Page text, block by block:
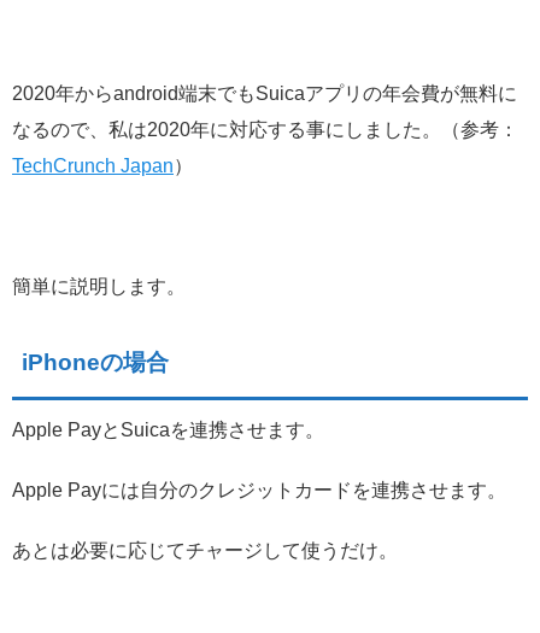
2020年からandroid端末でもSuicaアプリの年会費が無料に
なるので、私は2020年に対応する事にしました。（参考：
TechCrunch Japan）
簡単に説明します。
iPhoneの場合
Apple PayとSuicaを連携させます。
Apple Payには自分のクレジットカードを連携させます。
あとは必要に応じてチャージして使うだけ。